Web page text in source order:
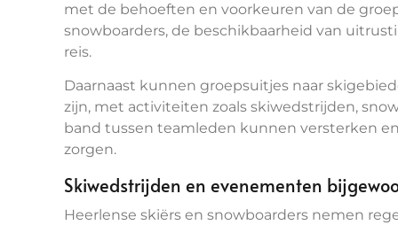
met de behoeften en voorkeuren van de
snowboarders, de beschikbaarheid van
reis.
Daarnaast kunnen groepsuitjes naar
zijn, met activiteiten zoals skiwedstrijden,
band tussen teamleden kunnen versterken
zorgen.
Skiwedstrijden en evenementen
Heerlense skiërs en snowboarders nemen